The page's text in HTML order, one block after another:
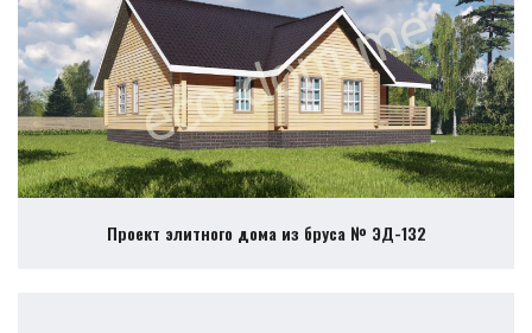
Проект элитного дома из бруса № ЭД-132